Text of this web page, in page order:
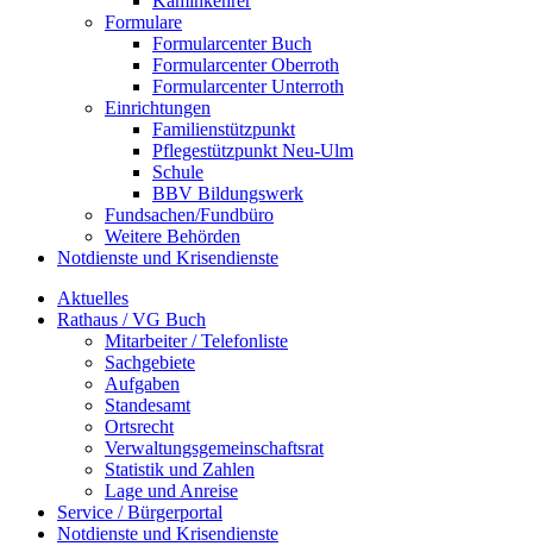
Formulare
Formularcenter Buch
Formularcenter Oberroth
Formularcenter Unterroth
Einrichtungen
Familienstützpunkt
Pflegestützpunkt Neu-Ulm
Schule
BBV Bildungswerk
Fundsachen/Fundbüro
Weitere Behörden
Notdienste und Krisendienste
Aktuelles
Rathaus / VG Buch
Mitarbeiter / Telefonliste
Sachgebiete
Aufgaben
Standesamt
Ortsrecht
Verwaltungsgemeinschaftsrat
Statistik und Zahlen
Lage und Anreise
Service / Bürgerportal
Notdienste und Krisendienste